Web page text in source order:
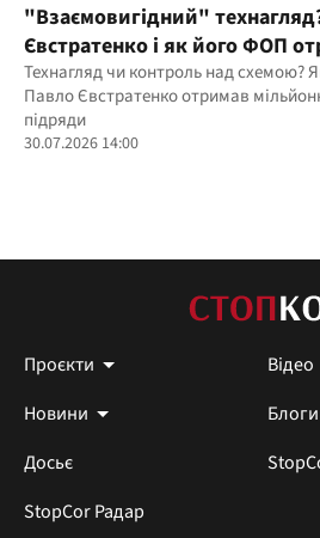
"Взаємовигідний"
Євстратенко і як його ФОП
бюджетних мільйонів?
Технагляд чи контроль над схемою?
Павло Євстратенко отримав
підряди
30.07.2026 14:00
Проєкти
Відео
Новини
Блоги
Досьє
StopCor Радар